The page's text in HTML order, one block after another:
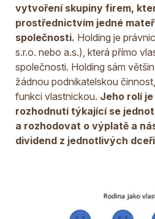
vytvoření skupiny firem,
prostřednictvím jedné
společnosti. Holding je
s.r.o. nebo a.s.), která přímo
společnosti. Holding sám
žádnou podnikatelskou
funkci vlastnickou. Jeho rolí
rozhodnutí týkající se
a rozhodovat o výplatě a
dividend z jednotlivých